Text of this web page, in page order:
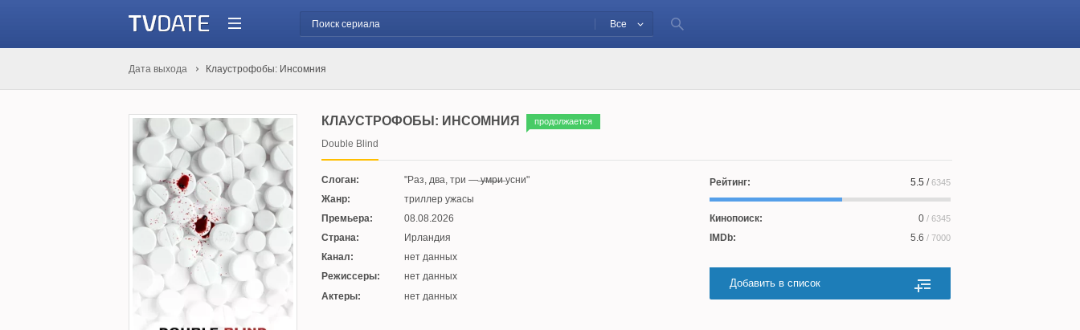
Все
Дата выхода Клаустрофобы: Инсомния
КЛАУСТРОФОБЫ: ИНСОМНИЯ продолжается
Double Blind
Слоган:
Раз, два, три — ̶у̶м̶р̶и̶ усни
Жанр:
триллер ужасы
Премьера:
08.08.2026
Страна:
Ирландия
Канал:
нет данных
Режиссеры:
нет данных
Актеры:
нет данных
Рейтинг: 5.5 /6345
Кинопоиск: 0 / 6345
IMDb: 5.6 / 7000
Добавить в список